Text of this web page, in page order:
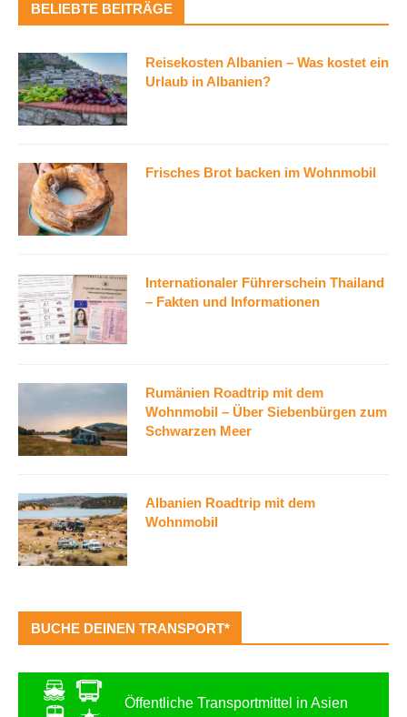
BELIEBTE BEITRÄGE
Reisekosten Albanien – Was kostet ein
Urlaub in Albanien?
Frisches Brot backen im Wohnmobil
Internationaler Führerschein Thailand
– Fakten und Informationen
Rumänien Roadtrip mit dem
Wohnmobil – Über Siebenbürgen zum
Schwarzen Meer
Albanien Roadtrip mit dem
Wohnmobil
BUCHE DEINEN TRANSPORT*
Öffentliche Transportmittel in Asien